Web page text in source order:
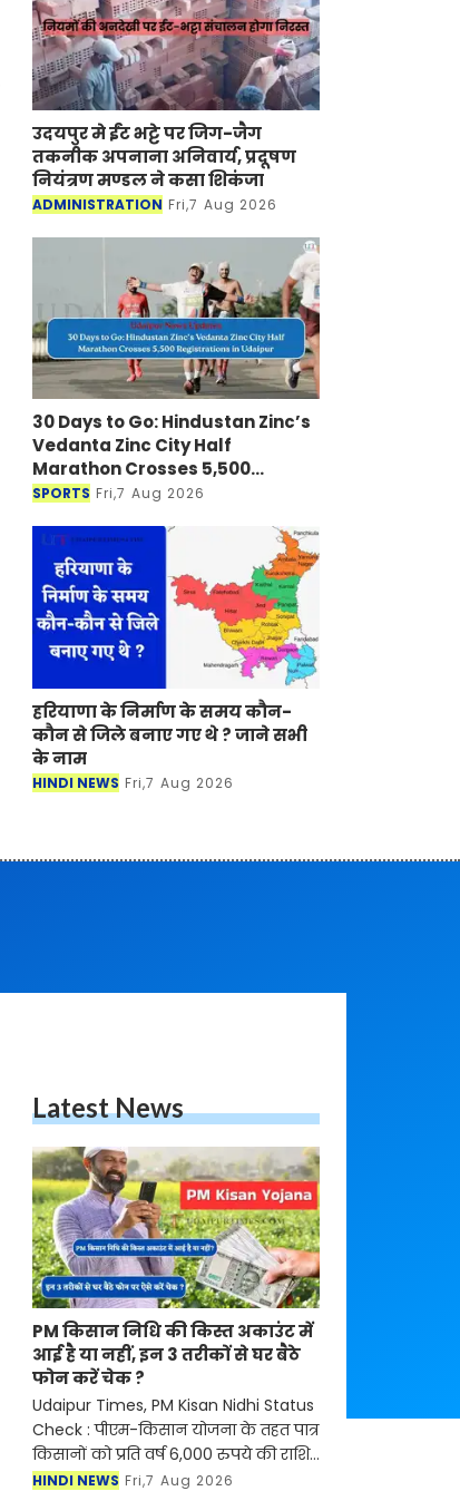
उदयपुर मे ईंट भट्टे पर जिग-जैग
तकनीक अपनाना अनिवार्य, प्रदूषण
नियंत्रण मण्डल ने कसा शिकंजा
ADMINISTRATION Fri,7 Aug 2026
30 Days to Go: Hindustan Zinc’s
Vedanta Zinc City Half
Marathon Crosses 5,500
Registrations in Udaipur
SPORTS Fri,7 Aug 2026
हरियाणा के निर्माण के समय कौन-
कौन से जिले बनाए गए थे ? जाने सभी
के नाम
HINDI NEWS Fri,7 Aug 2026
Latest News
PM किसान निधि की किस्त अकाउंट में
आई है या नहीं, इन 3 तरीकों से घर बैठे
फोन करें चेक ?
Udaipur Times, PM Kisan Nidhi Status
Check : पीएम-किसान योजना के तहत पात्र
किसानों को प्रति वर्ष 6,000 रुपये की राशि
तीन किस्तों में दी जाती है, जो सीधे उनके
HINDI NEWS Fri,7 Aug 2026